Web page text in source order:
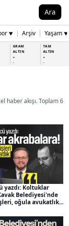
Ara
▼ | Arşiv | Yaşam ▼
GRAM
ALTIN
-
-
TAM
ALTIN
-
-
haber akışı. Toplam 6
yazdı: Koltuklar
Belediyesi'nde
oğula avukatlık...